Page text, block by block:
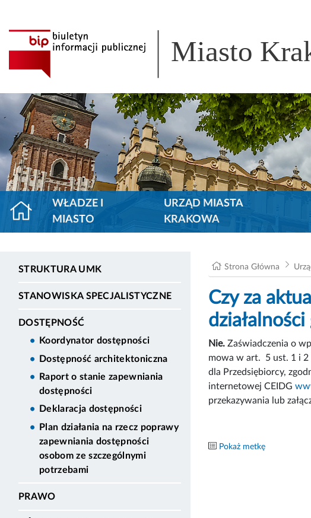
Miasto
WŁADZE I
MIASTO
URZĄD MIASTA
KRAKOWA
STRUKTURA UMK
STANOWISKA SPECJALISTYCZNE
DOSTĘPNOŚĆ
Koordynator dostępności
Dostępność architektoniczna
Raport o stanie zapewniania
dostępności
Deklaracja dostępności
Plan działania na rzecz poprawy
zapewniania dostępności
osobom ze szczególnymi
potrzebami
PRAWO
Strona Główna
Czy za
Nie. Zaświadczenia o
mowa w art. 5 ust. 1 i 2
dla Przedsiębiorcy,
internetowej CEIDG
przekazywania lub
Pokaż metkę